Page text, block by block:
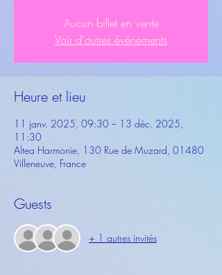
Aucun billet en vente
Voir d'autres événements
Heure et lieu
11 janv. 2025, 09:30 – 13 déc. 2025,
11:30
Altea Harmonie, 130 Rue de Muzard, 01480
Villeneuve, France
Guests
+ 1 autres invités